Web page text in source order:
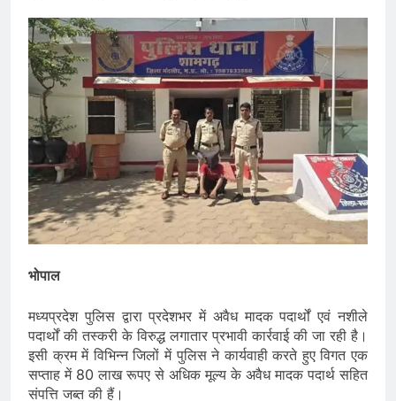
भोपाल
मध्यप्रदेश पुलिस द्वारा प्रदेशभर में अवैध मादक पदार्थों एवं नशीले
पदार्थों की तस्करी के विरुद्ध लगातार प्रभावी कार्रवाई की जा रही है।
इसी क्रम में विभिन्न जिलों में पुलिस ने कार्यवाही करते हुए विगत एक
सप्‍ताह में 80 लाख रूपए से अधिक मूल्‍य के अवैध मादक पदार्थ सहित
संपत्ति जब्‍त की हैं।